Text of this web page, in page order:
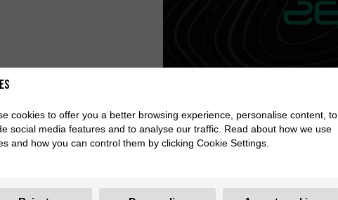
@rieju_oficial
cookies to offer you a better browsing experience, personalise content, to
social media features and to analyse our traffic. Read about how we use
and how you can control them by clicking Cookie Settings.